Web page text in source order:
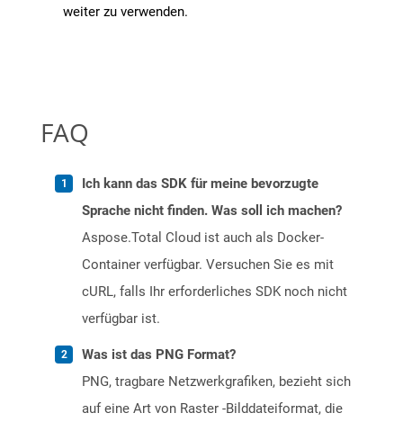
weiter zu verwenden.
FAQ
Ich kann das SDK für meine bevorzugte
Sprache nicht finden. Was soll ich machen?
Aspose.Total Cloud ist auch als Docker-
Container verfügbar. Versuchen Sie es mit
cURL, falls Ihr erforderliches SDK noch nicht
verfügbar ist.
Was ist das PNG Format?
PNG, tragbare Netzwerkgrafiken, bezieht sich
auf eine Art von Raster -Bilddateiformat, die